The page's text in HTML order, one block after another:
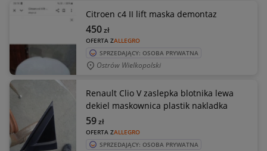
Citroen c4 II lift maska demontaz
OFERTA ZALLEGRO
450zł
SPRZEDAJĄCY: OSOBA PRYWATNA
Ostrów Wielkopolski
Renault Clio V zaslepka blotnika lewa
dekiel maskownica plastik nakladka
OFERTA ZALLEGRO
59zł
SPRZEDAJĄCY: OSOBA PRYWATNA